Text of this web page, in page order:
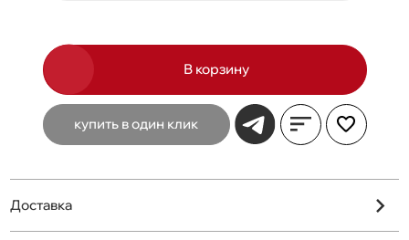
В корзину
купить в один клик
Доставка